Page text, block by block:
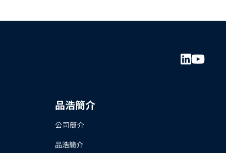
品浩簡介
公司簡介
品浩簡介